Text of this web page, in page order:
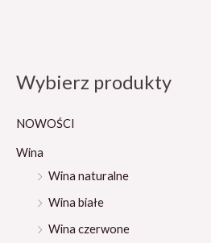
Wybierz produkty
NOWOŚCI
Wina
Wina naturalne
Wina białe
Wina czerwone